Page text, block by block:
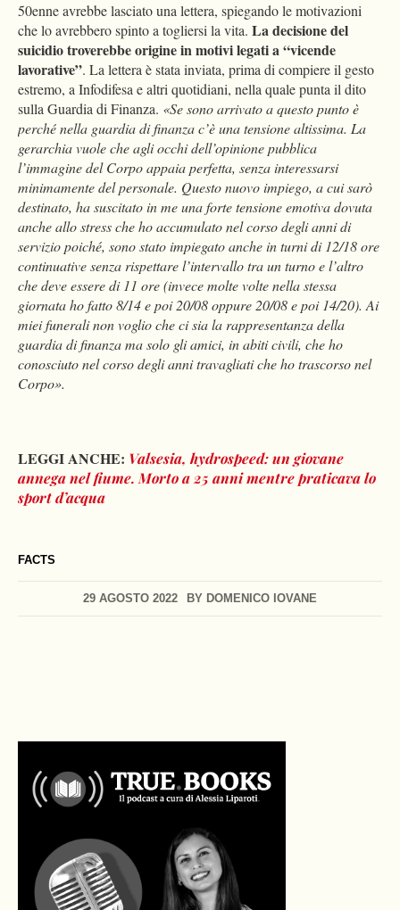
FACTS
29 AGOSTO 2022 BY DOMENICO IOVANE
50enne avrebbe lasciato una lettera, spiegando le motivazioni
che lo avrebbero spinto a togliersi la vita. La decisione del
suicidio troverebbe origine in motivi legati a “vicende
lavorative”. La lettera è stata inviata, prima di compiere il gesto
estremo, a Infodifesa e altri quotidiani, nella quale punta il dito
sulla Guardia di Finanza. «Se sono arrivato a questo punto è
perché nella guardia di finanza c’è una tensione altissima. La
gerarchia vuole che agli occhi dell’opinione pubblica
l’immagine del Corpo appaia perfetta, senza interessarsi
minimamente del personale. Questo nuovo impiego, a cui sarò
destinato, ha suscitato in me una forte tensione emotiva dovuta
anche allo stress che ho accumulato nel corso degli anni di
servizio poiché, sono stato impiegato anche in turni di 12/18 ore
continuative senza rispettare l’intervallo tra un turno e l’altro
che deve essere di 11 ore (invece molte volte nella stessa
giornata ho fatto 8/14 e poi 20/08 oppure 20/08 e poi 14/20). Ai
miei funerali non voglio che ci sia la rappresentanza della
guardia di finanza ma solo gli amici, in abiti civili, che ho
conosciuto nel corso degli anni travagliati che ho trascorso nel
Corpo».
LEGGI ANCHE: Valsesia, hydrospeed: un giovane
annega nel fiume. Morto a 25 anni mentre praticava lo
sport d’acqua